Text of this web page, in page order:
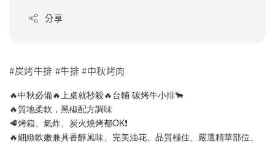
分享
#炭烤牛排 #牛排 #中秋烤肉
🔥中秋必備🔥上桌就秒殺🔥台輔 碳烤牛小排🐂
🔥質地柔軟，黑椒配方調味
🥩烤箱、氣炸、炭火燒烤都OK❗️
🔥細緻軟嫩兼具香醇風味、完美油花、品質極佳、嚴選精華部位、